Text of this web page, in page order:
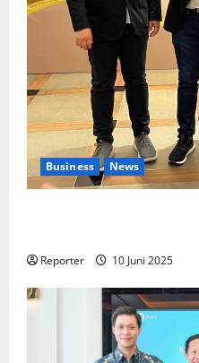
Business News
Reporter 10 Juni 2025